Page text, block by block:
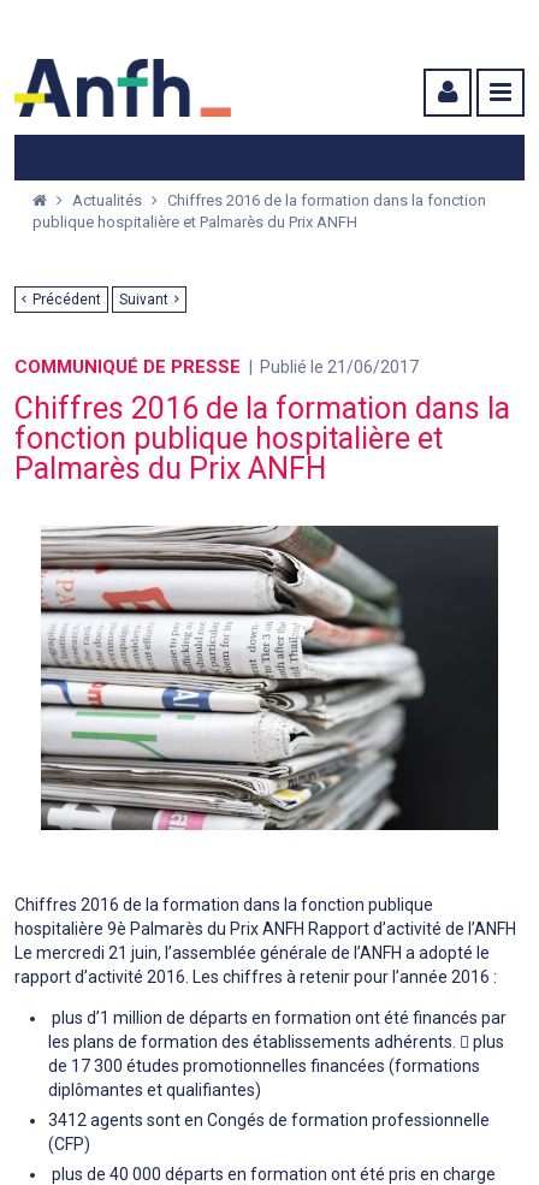
Actualités
Chiffres 2016 de la formation dans la fonction
publique hospitalière et Palmarès du Prix ANFH
Précédent Suivant
COMMUNIQUÉ DE PRESSE Publié le 21/06/2017
Chiffres 2016 de la formation dans la
fonction publique hospitalière et
Palmarès du Prix ANFH
Chiffres 2016 de la formation dans la fonction publique
hospitalière 9è Palmarès du Prix ANFH Rapport d’activité de l’ANFH
Le mercredi 21 juin, l’assemblée générale de l’ANFH a adopté le
rapport d’activité 2016. Les chiffres à retenir pour l’année 2016 :
plus d’1 million de départs en formation ont été financés par
les plans de formation des établissements adhérents.  plus
de 17 300 études promotionnelles financées (formations
diplômantes et qualifiantes)
3412 agents sont en Congés de formation professionnelle
(CFP)
plus de 40 000 départs en formation ont été pris en charge